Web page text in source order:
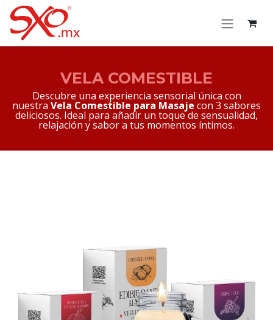
Skip to Content
VELA COMESTIBLE
Descubre una experiencia sensorial única con
nuestra Vela Comestible para Masaje con 3 sabores
deliciosos. Ideal para añadir un toque de sensualidad,
relajación y sabor a tus momentos íntimos.